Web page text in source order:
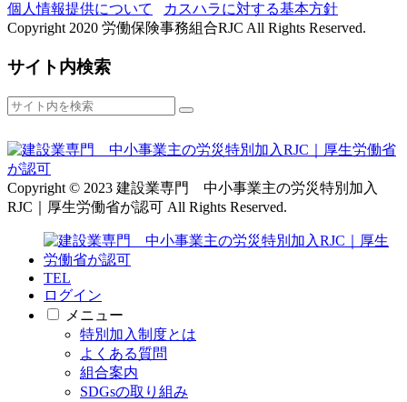
個人情報提供について
カスハラに対する基本方針
Copyright 2020 労働保険事務組合RJC All Rights Reserved.
サイト内検索
Copyright © 2023 建設業専門 中小事業主の労災特別加入
RJC｜厚生労働省が認可 All Rights Reserved.
TEL
ログイン
メニュー
特別加入制度とは
よくある質問
組合案内
SDGsの取り組み